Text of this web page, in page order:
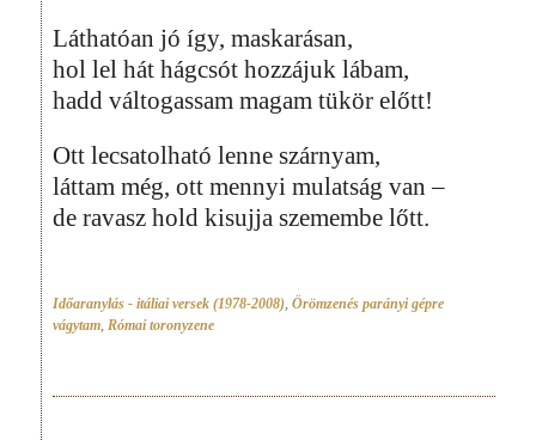
Láthatóan jó így, maskarásan,
hol lel hát hágcsót hozzájuk lábam,
hadd váltogassam magam tükör előtt!
Ott lecsatolható lenne szárnyam,
láttam még, ott mennyi mulatság van –
de ravasz hold kisujja szemembe lőtt.
Időaranylás - itáliai versek (1978-2008), Örömzenés parányi gépre
vágytam, Római toronyzene